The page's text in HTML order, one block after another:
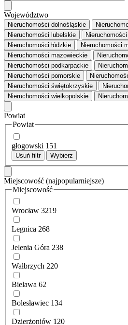
Województwo
Nieruchomości dolnośląskie
Nieruchomości lubelskie
Nieruchomości łódzkie
Nieruchomości
Nieruchomości mazowieckie
Nieruchomości podkarpackie
Nieruchomości pomorskie
Nieruchomości świętokrzyskie
Nieruchomości wielkopolskie
Powiat
Powiat
głogowski 151
Usuń filtr Wybierz
Miejscowość (najpopularniejsze)
Miejscowość
Wrocław 3219
Legnica 268
Jelenia Góra 238
Wałbrzych 220
Bielawa 62
Bolesławiec 134
Dzierżoniów 120